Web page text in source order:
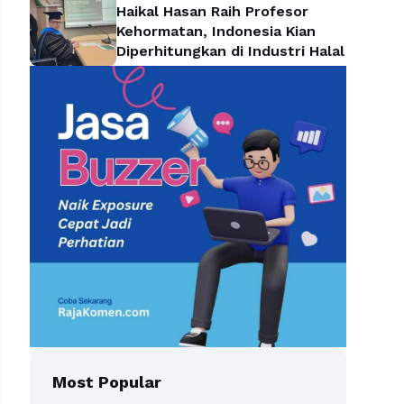
Haikal Hasan Raih Profesor
Kehormatan, Indonesia Kian
Diperhitungkan di Industri Halal
Most Popular